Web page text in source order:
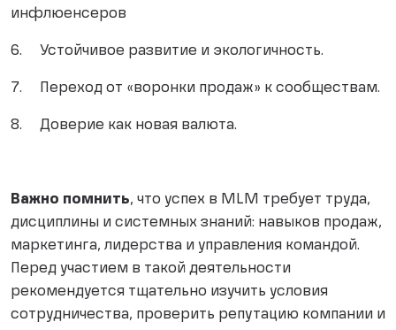
инфлюенсеров
6. Устойчивое развитие и экологичность.
7. Переход от «воронки продаж» к сообществам.
8. Доверие как новая валюта.
Важно помнить, что успех в MLM требует труда,
дисциплины и системных знаний: навыков продаж,
маркетинга, лидерства и управления командой.
Перед участием в такой деятельности
рекомендуется тщательно изучить условия
сотрудничества, проверить репутацию компании и